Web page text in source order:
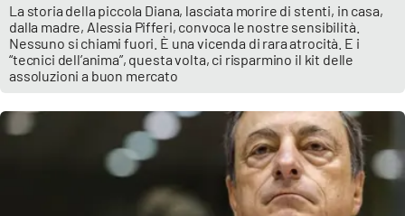
La storia della piccola Diana, lasciata morire di stenti, in casa,
dalla madre, Alessia Pifferi, convoca le nostre sensibilità.
Nessuno si chiami fuori. È una vicenda di rara atrocità. E i
“tecnici dell’anima”, questa volta, ci risparmino il kit delle
assoluzioni a buon mercato